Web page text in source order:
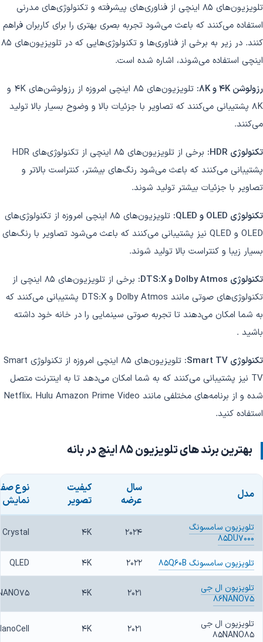
تلویزیون‌های 85 اینچی از فناوری‌های پیشرفته و تکنولوژی‌های مدرنی
استفاده می‌کنند که باعث می‌شود تجربه بصری بهتری را برای کاربران فراهم
کنند. در زیر به برخی از فناوری‌ها و تکنولوژی‌هایی که در تلویزیون‌های 85
اینچی استفاده می‌شوند، اشاره شده است.
رزولوشن 4K و 8K:
تلویزیون‌های 85 اینچی امروزه از رزولوشن‌های 4K و
8K پشتیبانی می‌کنند که تصاویر با جزئیات بالا و وضوح بسیار بالا تولید
می‌کنند.
تکنولوژی HDR:
برخی از تلویزیون‌های 85 اینچی از تکنولوژی‌های HDR
پشتیبانی می‌کنند که باعث می‌شود رنگ‌های بیشتر، کنتراست بالاتر و
تصاویر با جزئیات بیشتر تولید شوند.
تکنولوژی OLED و QLED:
تلویزیون‌های 85 اینچی امروزه از تکنولوژی‌های
OLED و QLED نیز پشتیبانی می‌کنند که باعث می‌شود تصاویر با رنگ‌های
بسیار زیبا و کنتراست بالا تولید شوند.
تکنولوژی Dolby Atmos و DTS:X:
برخی از تلویزیون‌های 85 اینچی از
تکنولوژی‌های صوتی مانند Dolby Atmos و DTS:X پشتیبانی می‌کنند که
به شما امکان می‌دهند تا تجربه صوتی سینمایی را در خانه خود داشته
باشید .
تکنولوژی Smart TV:
تلویزیون‌های 85 اینچی امروزه از تکنولوژی Smart
TV نیز پشتیبانی می‌کنند که به شما امکان می‌دهد تا به اینترنت متصل
شده و از برنامه‌های مختلفی مانند Netflix، Hulu Amazon Prime Video
استفاده کنید.
بهترین برند های تلویزیون 85 اینچ در بانه
مدل
سال
عرضه
کیفیت
تصویر
نوع
نمایش
تلویزیون سامسونگ
85DU7000
2024
4K
Crystal
تلویزیون سامسونگ 85Q60B 2022
4K
QLED
تلویزیون ال جی
86NANO75
2021
4K
تلویزیون ال جی
85NANO85
2021
4K